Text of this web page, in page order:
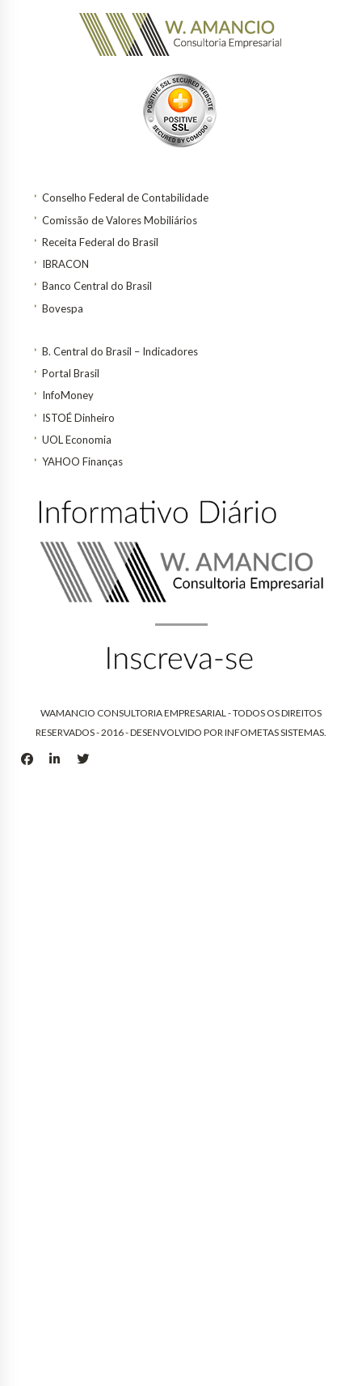
Conselho Federal de Contabilidade
Comissão de Valores Mobiliários
Receita Federal do Brasil
IBRACON
Banco Central do Brasil
Bovespa
B. Central do Brasil – Indicadores
Portal Brasil
InfoMoney
ISTOÉ Dinheiro
UOL Economia
YAHOO Finanças
WAMANCIO CONSULTORIA EMPRESARIAL - TODOS OS DIREITOS
RESERVADOS - 2016 - DESENVOLVIDO PORINFOMETAS SISTEMAS.